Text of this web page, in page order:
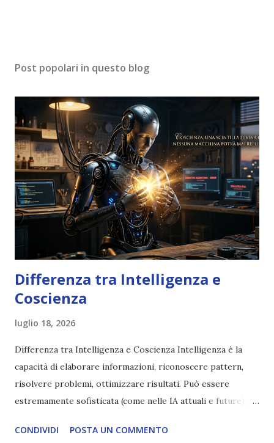
Post popolari in questo blog
Differenza tra Intelligenza e
Coscienza
luglio 18, 2026
Differenza tra Intelligenza e Coscienza Intelligenza è la
capacità di elaborare informazioni, riconoscere pattern,
risolvere problemi, ottimizzare risultati. Può essere
estremamente sofisticata (come nelle IA attuali e future),
soggettiva, non prova vero amore, non ha libero arbitrio
CONDIVIDI
POSTA UN COMMENTO